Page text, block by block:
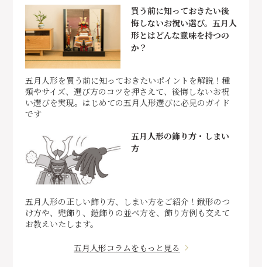
買う前に知っておきたい後
悔しないお祝い選び。五月人
形とはどんな意味を持つの
か？
五月人形を買う前に知っておきたいポイントを解説！種
類やサイズ、選び方のコツを押さえて、後悔しないお祝
い選びを実現。はじめての五月人形選びに必見のガイド
です
五月人形の飾り方・しまい
方
五月人形の正しい飾り方、しまい方をご紹介！鍬形のつ
け方や、兜飾り、鎧飾りの並べ方を、飾り方例も交えて
お教えいたします。
五月人形コラムをもっと見る